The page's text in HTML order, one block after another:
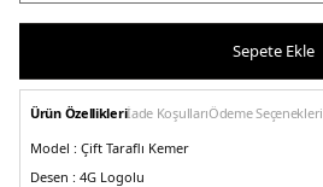
Sepete Ekle
Ürün Özellikleriİade KoşullarıÖdeme Seçenekleri
Model : Çift Taraflı Kemer
Desen : 4G Logolu